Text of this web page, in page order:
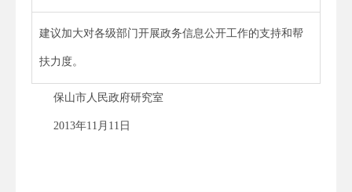
建议加大对各级部门开展政务信息公开工作的支持和帮
扶力度。
保山市人民政府研究室
2013年11月11日